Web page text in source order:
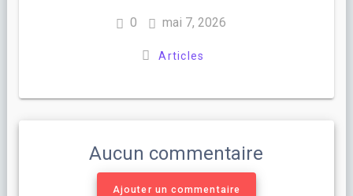
0 mai 7, 2026
Articles
Aucun commentaire
Ajouter un commentaire